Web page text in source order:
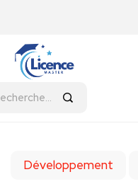
Développement